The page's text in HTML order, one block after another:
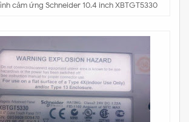
cảm ứng Schneider 10.4 inch XBTGT5330